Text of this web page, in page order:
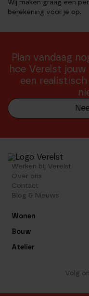
Wij maken graag een
berekening voor je op.
Plan vandaag
hoe Verelst
een
Werken bij Verelst
Over ons
Contact
Blog & Nieuws
Wonen
Bouw
Atelier
Volg